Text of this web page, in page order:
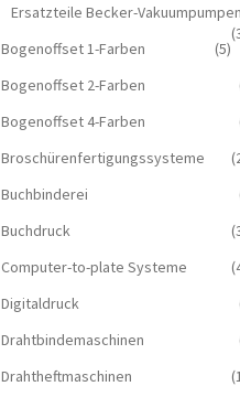
Ersatzteile Becker-Vakuumpumpen
Bogenoffset 1-Farben
(5)
Bogenoffset 2-Farben
Bogenoffset 4-Farben
Broschürenfertigungssysteme
Buchbinderei
Buchdruck
Computer-to-plate Systeme
Digitaldruck
Drahtbindemaschinen
Drahtheftmaschinen